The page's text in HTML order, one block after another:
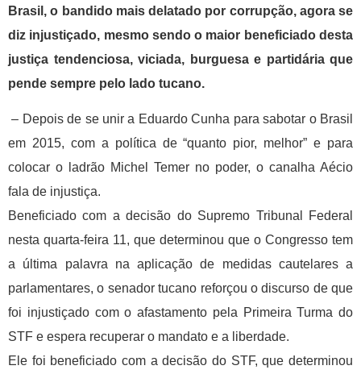
Brasil, o bandido mais delatado por corrupção, agora se
diz injustiçado, mesmo sendo o maior beneficiado desta
justiça tendenciosa, viciada, burguesa e partidária que
pende sempre pelo lado tucano.
– Depois de se unir a Eduardo Cunha para sabotar o Brasil
em 2015, com a política de “quanto pior, melhor” e para
colocar o ladrão Michel Temer no poder, o canalha Aécio
fala de injustiça.
Beneficiado com a decisão do Supremo Tribunal Federal
nesta quarta-feira 11, que determinou que o Congresso tem
a última palavra na aplicação de medidas cautelares a
parlamentares, o senador tucano reforçou o discurso de que
foi injustiçado com o afastamento pela Primeira Turma do
STF e espera recuperar o mandato e a liberdade.
Ele foi beneficiado com a decisão do STF, que determinou